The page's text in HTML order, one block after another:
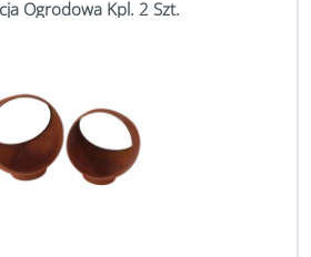
Ogrodowa Kpl. 2 Szt.